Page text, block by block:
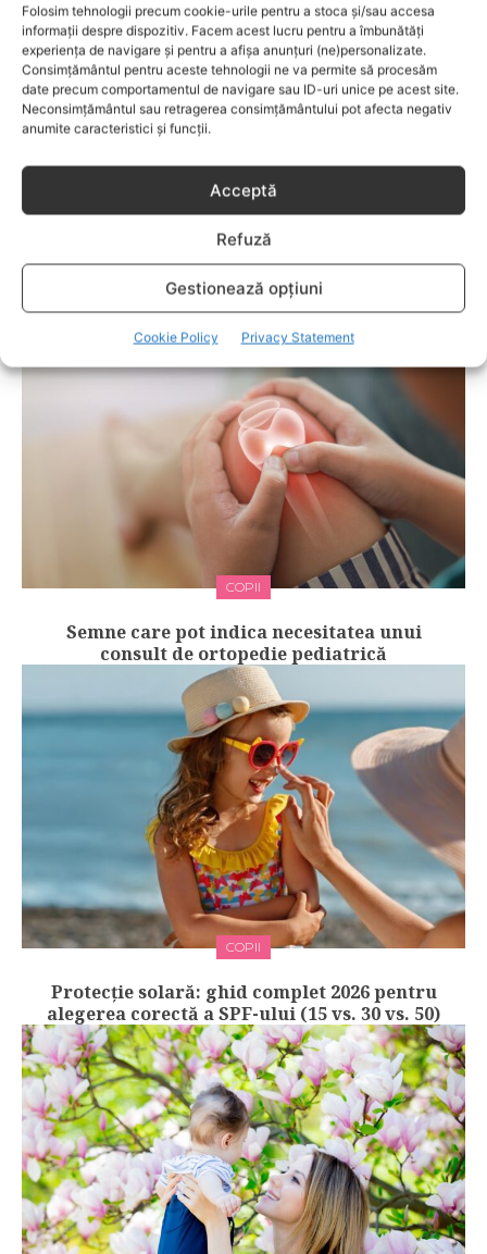
Folosim tehnologii precum cookie-urile pentru a stoca și/sau accesa
informații despre dispozitiv. Facem acest lucru pentru a îmbunătăți
experiența de navigare și pentru a afișa anunțuri (ne)personalizate.
Consimțământul pentru aceste tehnologii ne va permite să procesăm
date precum comportamentul de navigare sau ID-uri unice pe acest site.
Neconsimțământul sau retragerea consimțământului pot afecta negativ
anumite caracteristici și funcții.
Acceptă
Refuză
Gestionează opțiuni
Cookie Policy Privacy Statement
captivant în care poţi afla cum să îţi educi copilul în aşa fel
încât să poţi obţine performanţe şcolare sigure. FAMILIA –
este un capitol destinat vieţii de familie ce conţine o serie
întreagă de sfaturi eficiente. COPII TALENTAŢI – este un
capitol fascinant dedicat copiilor valoroși ai țării. ÎNVAŢĂ
SĂ PREVII! –sunt prezentate soluţii de prevenire a
copiilor, cât şi pe cea a părinţilor.
RELATED POSTS
COPII
Semne care pot indica necesitatea unui
consult de ortopedie pediatrică
COPII
Protecție solară: ghid complet 2026 pentru
alegerea corectă a SPF-ului (15 vs. 30 vs. 50)